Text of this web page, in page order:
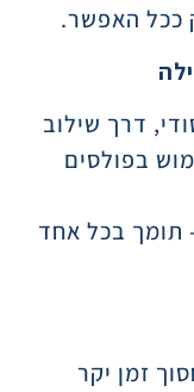
ככל האפשר.
דרך שילוב
בפולסים
גושיים. בלנדר 4 ב 1- תומך בכל אחד
לחסוך זמן יקר